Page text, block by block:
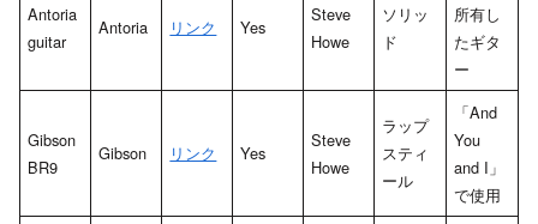
Antoria
guitar
Antoria リンク Yes
Steve
Howe
ソリッ
ド
所有し
たギタ
ー
Gibson
BR9
Gibson リンク Yes
Steve
Howe
ラップ
スティ
ール
「And
You
and I」
で使用